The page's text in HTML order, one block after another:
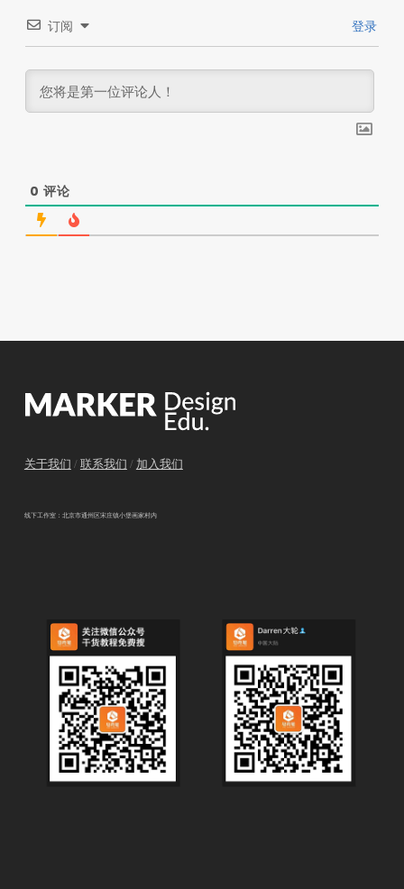
订阅 登录
0 评论
关于我们 / 联系我们 / 加入我们
线下工作室：北京市通州区宋庄镇小堡画家村内